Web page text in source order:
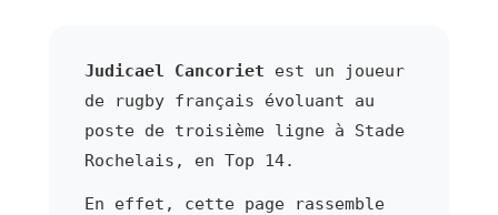
Judicael Cancoriet est un joueur
de rugby français évoluant au
poste de troisième ligne à Stade
Rochelais, en Top 14.
En effet, cette page rassemble